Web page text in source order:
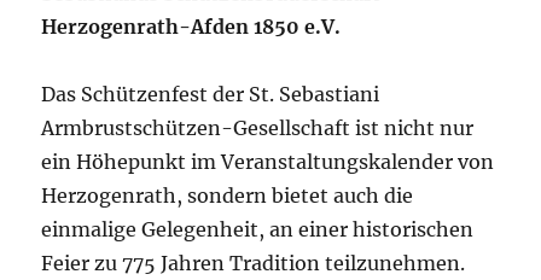
Herzogenrath-Afden 1850 e.V.
Das Schützenfest der St. Sebastiani
Armbrustschützen-Gesellschaft ist nicht nur
ein Höhepunkt im Veranstaltungskalender von
Herzogenrath, sondern bietet auch die
einmalige Gelegenheit, an einer historischen
Feier zu 775 Jahren Tradition teilzunehmen.